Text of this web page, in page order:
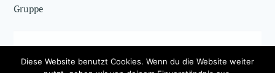
Gruppe
Diese Website benutzt Cookies. Wenn du die Website weiter